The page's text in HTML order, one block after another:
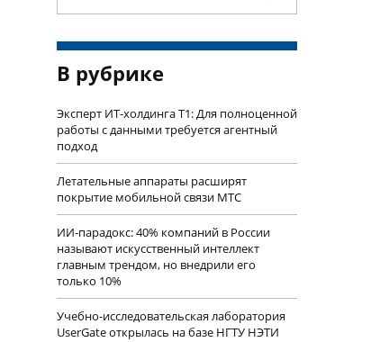
В рубрике
Эксперт ИТ-холдинга Т1: Для полноценной
работы с данными требуется агентный
подход
Летательные аппараты расширят
покрытие мобильной связи МТС
ИИ-парадокс: 40% компаний в России
называют искусственный интеллект
главным трендом, но внедрили его
только 10%
Учебно-исследовательская лаборатория
UserGate открылась на базе НГТУ НЭТИ